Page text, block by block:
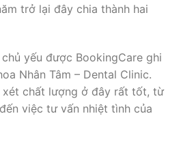
trở lại đây chia thành hai
yếu được BookingCare ghi
Nhân Tâm – Dental Clinic.
xét chất lượng ở đây rất tốt, từ
việc tư vấn nhiệt tình của